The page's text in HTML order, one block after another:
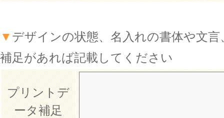
▼ デザインの状態、名入れの書体や文
補足があれば記載してください
プリントデ
ータ補足